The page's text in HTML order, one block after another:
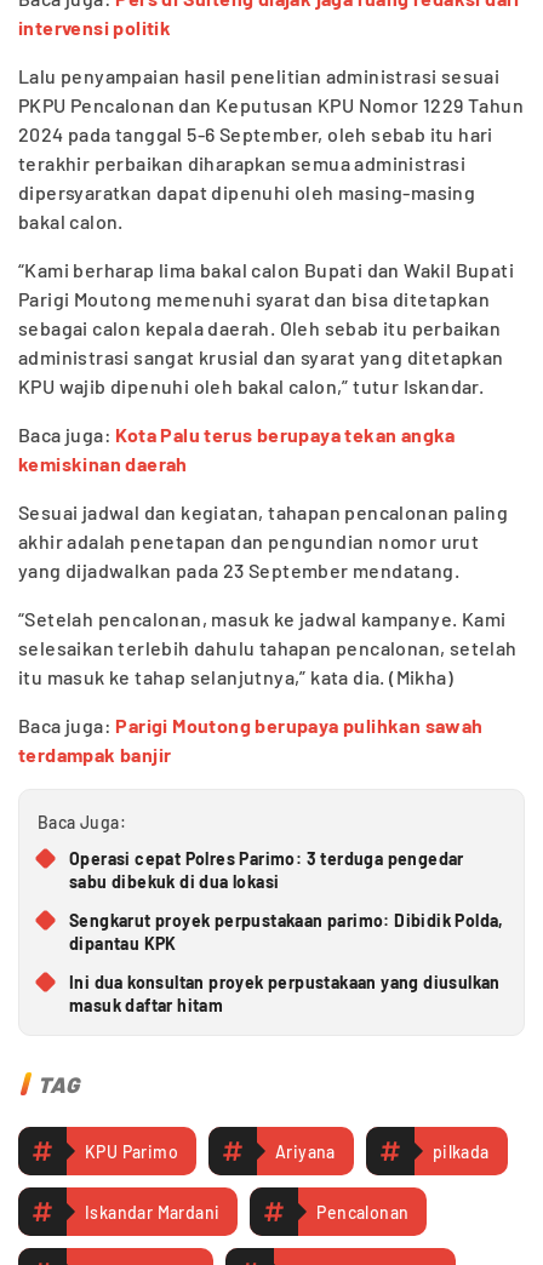
intervensi politik
Lalu penyampaian hasil penelitian administrasi sesuai
PKPU Pencalonan dan Keputusan KPU Nomor 1229 Tahun
2024 pada tanggal 5-6 September, oleh sebab itu hari
terakhir perbaikan diharapkan semua administrasi
dipersyaratkan dapat dipenuhi oleh masing-masing
bakal calon.
“Kami berharap lima bakal calon Bupati dan Wakil Bupati
Parigi Moutong memenuhi syarat dan bisa ditetapkan
sebagai calon kepala daerah. Oleh sebab itu perbaikan
administrasi sangat krusial dan syarat yang ditetapkan
KPU wajib dipenuhi oleh bakal calon,” tutur Iskandar.
Baca juga: Kota Palu terus berupaya tekan angka
kemiskinan daerah
Sesuai jadwal dan kegiatan, tahapan pencalonan paling
akhir adalah penetapan dan pengundian nomor urut
yang dijadwalkan pada 23 September mendatang.
“Setelah pencalonan, masuk ke jadwal kampanye. Kami
selesaikan terlebih dahulu tahapan pencalonan, setelah
itu masuk ke tahap selanjutnya,” kata dia. (Mikha)
Baca juga: Parigi Moutong berupaya pulihkan sawah
terdampak banjir
Baca Juga:
Operasi cepat Polres Parimo: 3 terduga pengedar
sabu dibekuk di dua lokasi
Sengkarut proyek perpustakaan parimo: Dibidik Polda,
dipantau KPK
Ini dua konsultan proyek perpustakaan yang diusulkan
masuk daftar hitam
TAG
KPU Parimo Ariyana pilkada
Iskandar Mardani Pencalonan